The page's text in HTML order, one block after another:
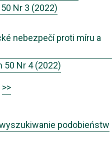
Nr 3 (2022)
nebezpečí proti míru a
50 Nr 4 (2022)
>>
podobieństw